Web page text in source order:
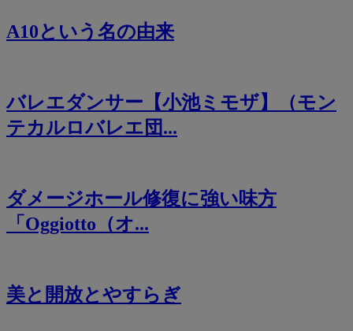
A10という名の由来
バレエダンサー【小池ミモザ】（モン
テカルロバレエ団...
ダメージホール修復に強い味方
「Oggiotto（オ...
美と開放とやすらぎ